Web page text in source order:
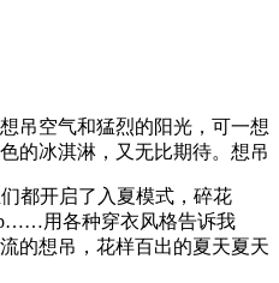
空气和猛烈的阳光，可一想
的冰淇淋，又无比期待。想吊
开启了入夏模式，碎花
用各种穿衣风格告诉我
的想吊，花样百出的夏天夏天